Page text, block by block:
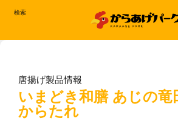
検索
唐揚げ製品情報
いまどき和膳 あじの竜
からたれ